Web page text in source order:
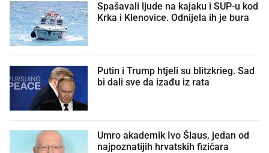
Spašavali ljude na kajaku i SUP-u kod
Krka i Klenovice. Odnijela ih je bura
Putin i Trump htjeli su blitzkrieg. Sad
bi dali sve da izađu iz rata
Umro akademik Ivo Šlaus, jedan od
najpoznatijih hrvatskih fizičara